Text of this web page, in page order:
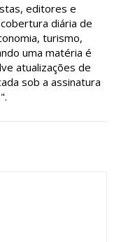
editores e
diária de
turismo,
uma matéria é
atualizações de
sob a assinatura